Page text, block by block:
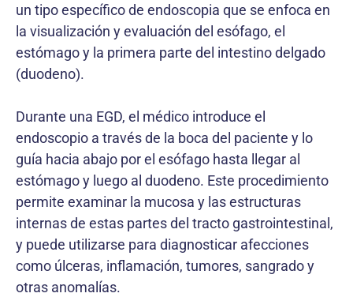
un tipo específico de endoscopia que se enfoca en
la visualización y evaluación del esófago, el
estómago y la primera parte del intestino delgado
(duodeno).
Durante una EGD, el médico introduce el
endoscopio a través de la boca del paciente y lo
guía hacia abajo por el esófago hasta llegar al
estómago y luego al duodeno. Este procedimiento
permite examinar la mucosa y las estructuras
internas de estas partes del tracto gastrointestinal,
y puede utilizarse para diagnosticar afecciones
como úlceras, inflamación, tumores, sangrado y
otras anomalías.